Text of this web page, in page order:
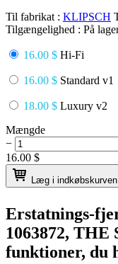
Til fabrikat : KLIPSCH
Tilgængelighed : På
16.00 $ Hi-Fi
16.00 $ Standard v1
18.00 $ Luxury v2
Mængde
−
16.00 $
Læg i indkøbskurven
Erstatnings-
1063872, THE
funktioner, du